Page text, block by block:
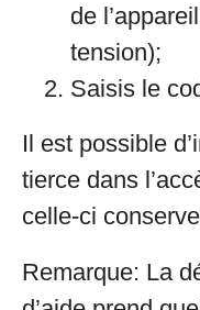
de
tension);
Saisis le
Il est possible
tierce dans
celle-ci
Remarque: La